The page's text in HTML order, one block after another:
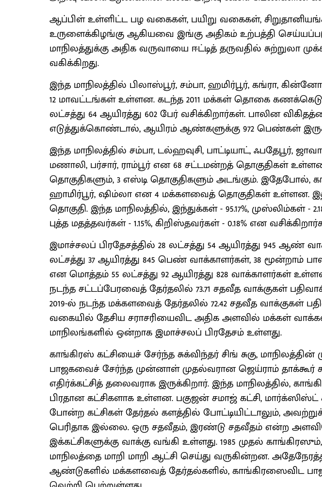
ஆப்பிள் உள்ளிட்ட பழ வகைகள், பயிறு வகைகள்,
உருளைக்கிழங்கு ஆகியவை இங்கு அதிகம் உற்பத்தி
மாநிலத்துக்கு அதிக வருவாயை ஈட்டித் தருவதில் சுற்றுலா
வகிக்கிறது.
இந்த மாநிலத்தில் பிலாஸ்பூர், சம்பா, ஹமிர்பூர், கங்ரா,
12 மாவட்டங்கள் உள்ளன. கடந்த 2011 மக்கள் தொகை
லட்சத்து 64 ஆயிரத்து 602 பேர் வசிக்கிறார்கள். பாலின
எடுத்துக்கொண்டால், ஆயிரம் ஆண்களுக்கு 972 பெண்கள்
இந்த மாநிலத்தில் சம்பா, டல்ஹவுசி, பாட்டியாட், ஃபதேபூர்,
மணாலி, பர்சார், ராம்பூர் என 68 சட்டமன்றத் தொகுதிகள்
தொகுதிகளும், 3 எஸ்டி தொகுதிகளும் அடங்கும். இதேபோல்,
ஹாமிர்பூர், ஷிம்லா என 4 மக்களவைத் தொகுதிகள் உள்ளன.
தொகுதி. இந்த மாநிலத்தில், இந்துக்கள் - 95.17%, முஸ்லிம்கள் -
புத்த மதத்தவர்கள் - 1.15%, கிறிஸ்தவர்கள் - 0.18% என
இமாச்சலப் பிரதேசத்தில் 28 லட்சத்து 54 ஆயிரத்து 945 ஆண்
லட்சத்து 37 ஆயிரத்து 845 பெண் வாக்காளர்கள், 38 மூன்றாம்
என மொத்தம் 55 லட்சத்து 92 ஆயிரத்து 828 வாக்காளர்கள்
நடந்த சட்டப்பேரவைத் தேர்தலில் 73.71 சதவீத வாக்குகள்
2019-ல் நடந்த மக்களவைத் தேர்தலில் 72.42 சதவீத வாக்குகள்
வகையில் தேசிய சராசரியைவிட அதிக அளவில் மக்கள்
மாநிலங்களில் ஒன்றாக இமாச்சலப் பிரதேசம் உள்ளது.
காங்கிரஸ் கட்சியைச் சேர்ந்த சுக்விந்தர் சிங் சுகு,
பாஜகவைச் சேர்ந்த முன்னாள் முதல்வரான ஜெய்ராம் தாக்கூர்
எதிர்க்கட்சித் தலைவராக இருக்கிறார். இந்த மாநிலத்தில்,
பிரதான கட்சிகளாக உள்ளன. பகுஜன் சமாஜ் கட்சி, மார்க்ஸிஸ்ட்
போன்ற கட்சிகள் தேர்தல் களத்தில் போட்டியிட்டாலும்,
பெரிதாக இல்லை. ஒரு சதவீதம், இரண்டு சதவீதம் என்ற
இக்கட்சிகளுக்கு வாக்கு வங்கி உள்ளது. 1985 முதல்
மாநிலத்தை மாறி மாறி ஆட்சி செய்து வருகின்றன.
ஆண்டுகளில் மக்களவைத் தேர்தல்களில், காங்கிரஸைவிட